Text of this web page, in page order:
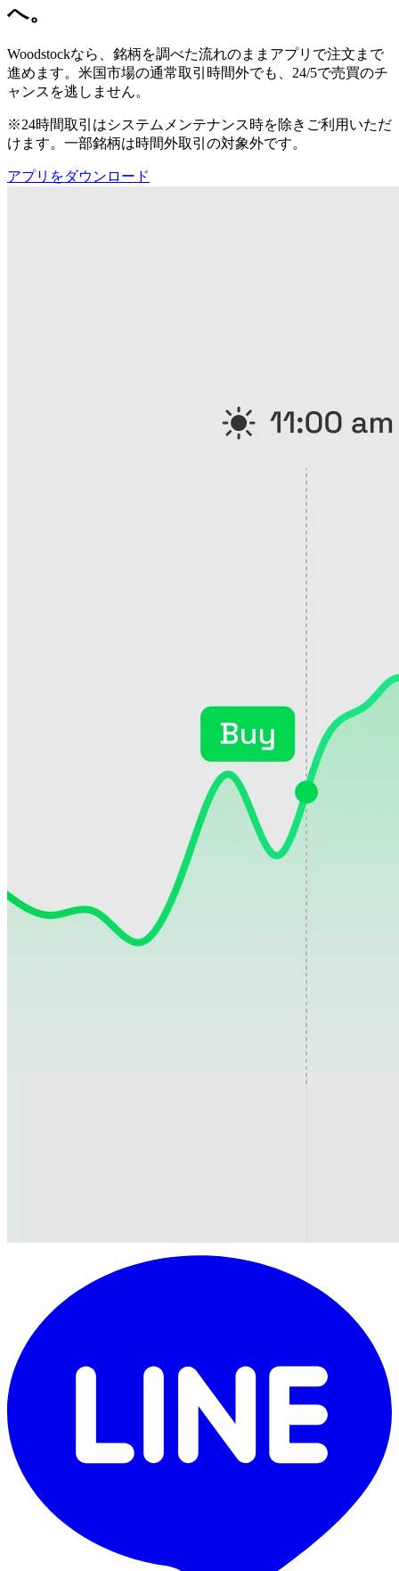
へ。
Woodstockなら、銘柄を調べた流れのままアプリで注文まで
進めます。米国市場の通常取引時間外でも、24/5で売買のチ
ャンスを逃しません。
※24時間取引はシステムメンテナンス時を除きご利用いただ
けます。一部銘柄は時間外取引の対象外です。
アプリをダウンロード